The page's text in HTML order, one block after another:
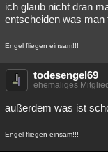
ich glaub nicht dran
entscheiden was man
Engel fliegen einsam!!!
todesengel69
ehemaliges Mitglied
außerdem was ist
Engel fliegen einsam!!!